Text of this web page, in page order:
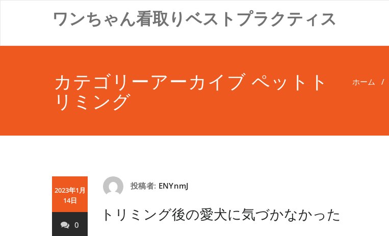
ツ
ワンちゃん看取りベストプラクティス
カテゴリーアーカイブ ペットト
リミング
ホーム /
2023年1月
14日
0
投稿者: ENYnmJ
トリミング後の愛犬に気づかなかった